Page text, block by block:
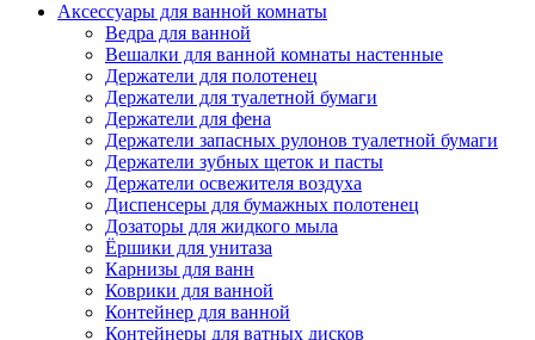
Аксессуары для ванной комнаты
Ведра для ванной
Вешалки для ванной комнаты настенные
Держатели для полотенец
Держатели для туалетной бумаги
Держатели для фена
Держатели запасных рулонов туалетной бумаги
Держатели зубных щеток и пасты
Держатели освежителя воздуха
Диспенсеры для бумажных полотенец
Дозаторы для жидкого мыла
Ёршики для унитаза
Карнизы для ванн
Коврики для ванной
Контейнер для ванной
Контейнеры для ватных дисков